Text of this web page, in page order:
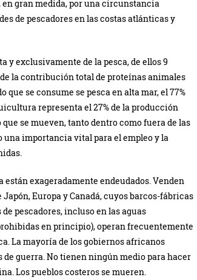
gran medida, por una circunstancia
de pescadores en las costas atlánticas y
y exclusivamente de la pesca, de ellos 9
la contribución total de proteínas animales
que se consume se pesca en alta mar, el 77%
representa el 27% de la producción
se mueven, tanto dentro como fuera de las
importancia vital para el empleo y la
exageradamente endeudados. Venden
Europa y Canadá, cuyos barcos-fábricas
pescadores, incluso en las aguas
en principio), operan frecuentemente
La mayoría de los gobiernos africanos
guerra. No tienen ningún medio para hacer
Los pueblos costeros se mueren.